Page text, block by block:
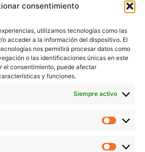
consentimiento
utilizamos tecnologías como las
acceder a la información del dispositivo. El
nos permitirá procesar datos como
o las identificaciones únicas en este
el consentimiento, puede afectar
y funciones.
Siempre activo